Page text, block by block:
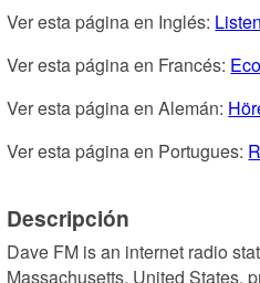
Ver esta página en Inglés:
Ver esta página en Francés:
Ver esta página en Alemán:
Ver esta página en Portugues:
Descripción
Dave FM is an internet radio
Massachusetts, United States,